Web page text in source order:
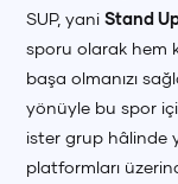
SUP, yaniStand
sporu olarak hem
başa olmanızı
yönüyle bu spor
ister grup hâlinde
platformları